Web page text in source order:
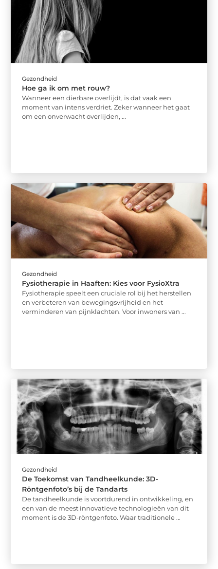
Gezondheid
Hoe ga ik om met rouw?
Wanneer een dierbare overlijdt, is dat vaak een
moment van intens verdriet. Zeker wanneer het gaat
om een onverwacht overlijden, ...
Gezondheid
Fysiotherapie in Haaften: Kies voor FysioXtra
Fysiotherapie speelt een cruciale rol bij het herstellen
en verbeteren van bewegingsvrijheid en het
verminderen van pijnklachten. Voor inwoners van ...
Gezondheid
De Toekomst van Tandheelkunde: 3D-
Röntgenfoto’s bij de Tandarts
De tandheelkunde is voortdurend in ontwikkeling, en
een van de meest innovatieve technologieën van dit
moment is de 3D-röntgenfoto. Waar traditionele ...